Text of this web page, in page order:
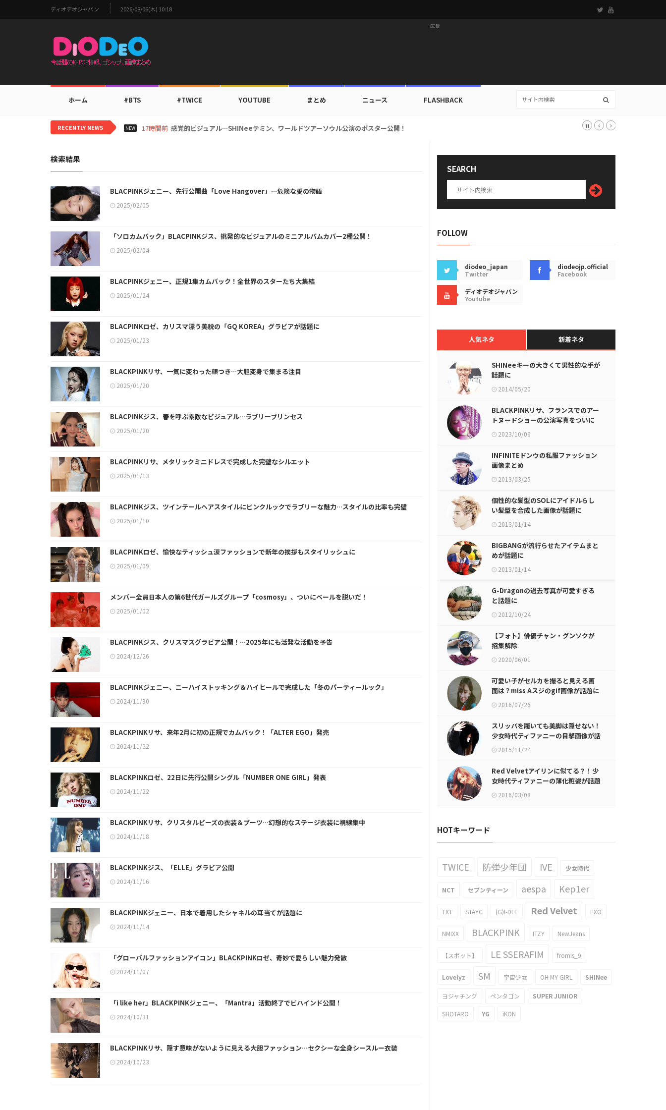
ディオデオジャパン 2026/08/06(木) 10:18
広告
ホーム #BTS #TWICE YOUTUBE まとめ ニュース FLASHBACK
RECENTLY NEWS NEW 19時間前 i-dleシュファ、ブランドン「セーフ・デイズ」と日常・旅行スタイルを提案！
検索結果
BLACPINKジェニー、先行公開曲「Love Hangover」…危険な愛の物語
2025/02/05
「ソロカムバック」BLACPINKジス、挑発的なビジュアルのミニアルバムカバー2種公開！
2025/02/04
BLACPINKジェニー、正規1集カムバック！全世界のスターたち大集結
2025/01/24
BLACPINKロゼ、カリスマ漂う美貌の「GQ KOREA」グラビアが話題に
2025/01/23
BLACKPINKリサ、一気に変わった顔つき…大胆変身で集まる注目
2025/01/20
BLACPINKジス、春を呼ぶ素敵なビジュアル…ラブリープリンセス
2025/01/20
BLACPINKリサ、メタリックミニドレスで完成した完璧なシルエット
2025/01/13
BLACPINKジス、ツインテールヘアスタイルにピンクルックでラブリーな魅力…スタイルの比率も完璧
2025/01/10
BLACPINKロゼ、愉快なティッシュ涙ファッションで新年の挨拶もスタイリッシュに
2025/01/09
メンバー全員日本人の第6世代ガールズグループ「cosmosy」、ついにベールを脱いだ！
2025/01/02
BLACPINKジス、クリスマスグラビア公開！…2025年にも活発な活動を予告
2024/12/26
BLACPINKジェニー、ニーハイストッキング＆ハイヒールで完成した「冬のパーティールック」
2024/11/30
BLACKPINKリサ、来年2月に初の正規でカムバック！「ALTER EGO」発売
2024/11/22
BLACKPINKロゼ、22日に先行公開シングル「NUMBER ONE GIRL」発表
2024/11/22
BLACKPINKリサ、クリスタルビーズの衣装＆ブーツ…幻想的なステージ衣装に視線集中
2024/11/18
BLACKPINKジス、「ELLE」グラビア公開
2024/11/16
BLACKPINKジェニー、日本で着用したシャネルの耳当てが話題に
2024/11/14
「グローバルファッションアイコン」BLACKPINKロゼ、奇妙で愛らしい魅力発散
2024/11/07
「i like her」BLACKPINKジェニー、「Mantra」活動終了でビハインド公開！
2024/10/31
BLACKPINKリサ、隠す意味がないように見える大胆ファッション…セクシーな全身シースルー衣装
2024/10/23
SEARCH
FOLLOW
diodeo_japan
Twitter
diodeojp.official
Facebook
ディオデオジャパン
Youtube
人気ネタ 新着ネタ
SHINeeキーの大きくて男性的な手が
話題に
2014/05/20
BLACKPINKリサ、フランスでのアー
トヌードショーの公演写真をついに
公開2023/10/06
INFINITEドンウの私服ファッション
画像まとめ
2013/03/25
個性的な髪型のSOLにアイドルらし
い髪型を合成した画像が話題に
2013/01/14
BIGBANGが流行らせたアイテムまと
めが話題に
2013/01/14
G-Dragonの過去写真が可愛すぎる
と話題に
2012/10/24
【フォト】俳優チャン・グンソクが
招集解除
2020/06/01
可愛い子がセルカを撮ると見える画
面は？miss Aスジのgif画像が話題に
2016/07/26
スリッパを履いても美脚は隠せない！
少女時代ティファニーの目撃画像が話
題に2015/11/24
Red Velvetアイリンに似てる？！少
女時代ティファニーの薄化粧姿が話題
に 2016/03/08
HOTキーワード
TWICE 防弾少年団 IVE 少女時代
NCT セブンティーン aespa Kep1er
TXT STAYC (G)I-DLE Red Velvet EXO
NMIXX BLACKPINK ITZY NewJeans
【スポット】 LE SSERAFIM fromis_9
Lovelyz SM 宇宙少女 OH MY GIRL SHINee
ヨジャチング ペンタゴン SUPER JUNIOR
SHOTARO YG iKON